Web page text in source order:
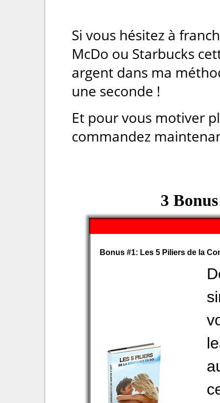
Si vous hésitez à
McDo ou Starbucks
argent dans ma
une seconde !
Et pour vous motiver
commandez
3
Bonus #1: Les 5 Piliers de la